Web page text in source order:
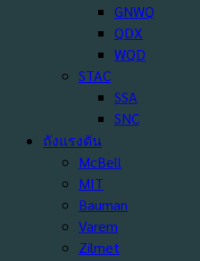
GNWQ
QDX
WQD
STAC
SSA
SNC
ถังแรงดัน
McBell
MIT
Bauman
Varem
Zilmet